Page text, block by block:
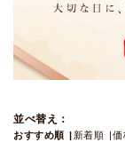
並べ替え：
おすすめ順 新着順 価